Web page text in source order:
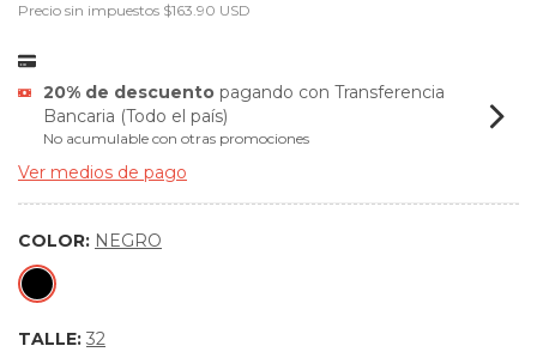
Precio sin impuestos $163.90 USD
20% de descuentopagando con Transferencia
Bancaria (Todo el país)
No acumulable con otras promociones
Ver medios de pago
COLOR: NEGRO
TALLE: 32